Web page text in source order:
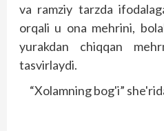
va ramziy tarzda
orqali u ona mehrini,
yurakdan chiqqan
tasvirlaydi.
“Xolamning bog'i”